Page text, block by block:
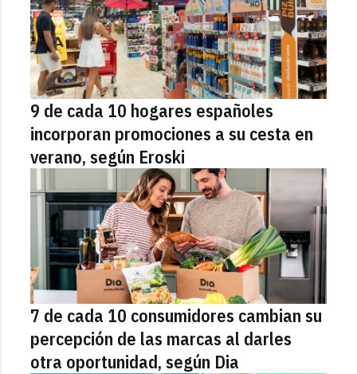
9 de cada 10 hogares españoles
incorporan promociones a su cesta en
verano, según Eroski
7 de cada 10 consumidores cambian su
percepción de las marcas al darles
otra oportunidad, según Dia